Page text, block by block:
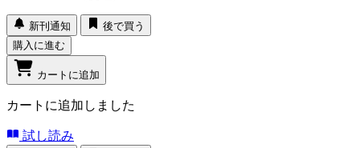
新刊通知
後で買う
購入に進む
カートに追加
カートに追加しました
試し読み